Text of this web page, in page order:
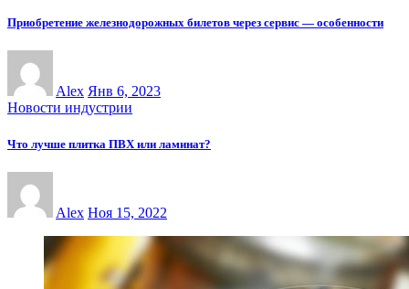
Приобретение железнодорожных билетов через сервис — особенности
Alex Янв 6, 2023
Новости индустрии
Что лучше плитка ПВХ или ламинат?
Alex Ноя 15, 2022